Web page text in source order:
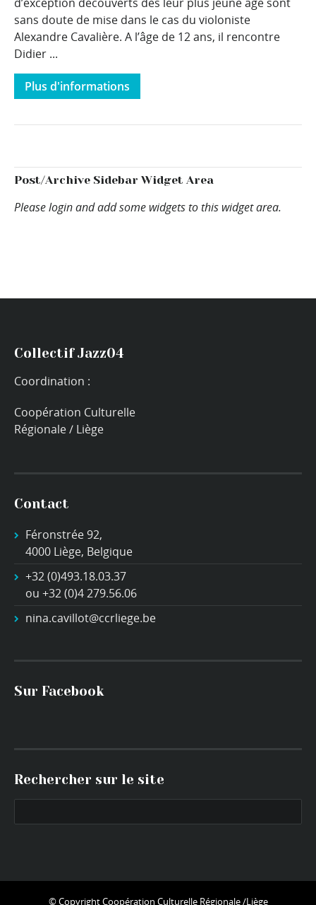
sans doute de mise dans le cas du violoniste
Alexandre Cavalière. A l’âge de 12 ans, il rencontre
Didier ...
Plus d'informations
Post/Archive Sidebar Widget Area
Please login and add some widgets to this widget area.
Collectif Jazz04
Coordination :
Coopération Culturelle
Régionale / Liège
Contact
Féronstrée 92,
4000 Liège, Belgique
+32 (0)493.18.03.37
ou +32 (0)4 279.56.06
nina.cavillot@ccrliege.be
Sur Facebook
Rechercher sur le site
© CopyrightCoopération Culturelle Régionale /Liège